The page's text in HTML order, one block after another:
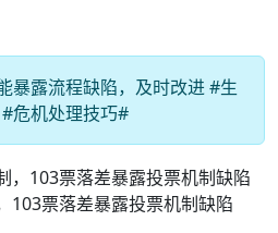
暴露流程缺陷，及时改进 #生
危机处理技巧#
103票落差暴露投票机制缺陷